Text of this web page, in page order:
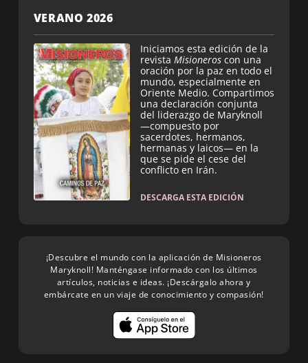
VERANO 2026
Iniciamos esta edición de la
revista Misioneros con una
oración por la paz en todo el
mundo, especialmente en
Oriente Medio. Compartimos
una declaración conjunta
del liderazgo de Maryknoll
—compuesto por
sacerdotes, hermanos,
hermanas y laicos— en la
que se pide el cese del
conflicto en Irán.
DESCARGA ESTA EDICIÓN
¡Descubre el mundo con la aplicación de Misioneros
Maryknoll! Manténgase informado con los últimos
artículos, noticias e ideas. ¡Descárgalo ahora y
embárcate en un viaje de conocimiento y compasión!